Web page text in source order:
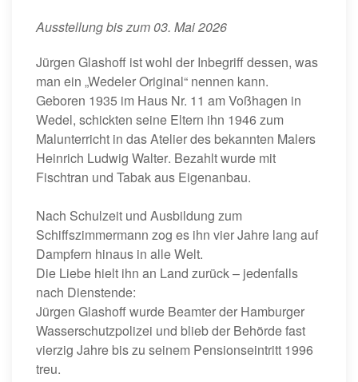
Ausstellung bis zum 03. Mai 2026
Jürgen Glashoff ist wohl der Inbegriff dessen, was
man ein „Wedeler Original“ nennen kann.
Geboren 1935 im Haus Nr. 11 am Voßhagen in
Wedel, schickten seine Eltern ihn 1946 zum
Malunterricht in das Atelier des bekannten Malers
Heinrich Ludwig Walter. Bezahlt wurde mit
Fischtran und Tabak aus Eigenanbau.
Nach Schulzeit und Ausbildung zum
Schiffszimmermann zog es ihn vier Jahre lang auf
Dampfern hinaus in alle Welt.
Die Liebe hielt ihn an Land zurück – jedenfalls
nach Dienstende:
Jürgen Glashoff wurde Beamter der Hamburger
Wasserschutzpolizei und blieb der Behörde fast
vierzig Jahre bis zu seinem Pensionseintritt 1996
treu.